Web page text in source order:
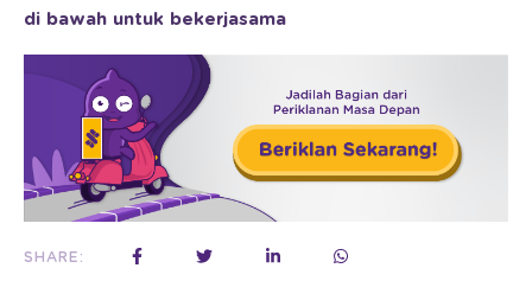
di bawah untuk bekerjasama
SHARE: